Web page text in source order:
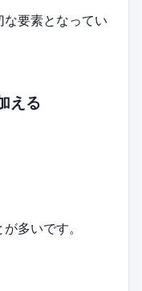
要素となってい
える
多いです。